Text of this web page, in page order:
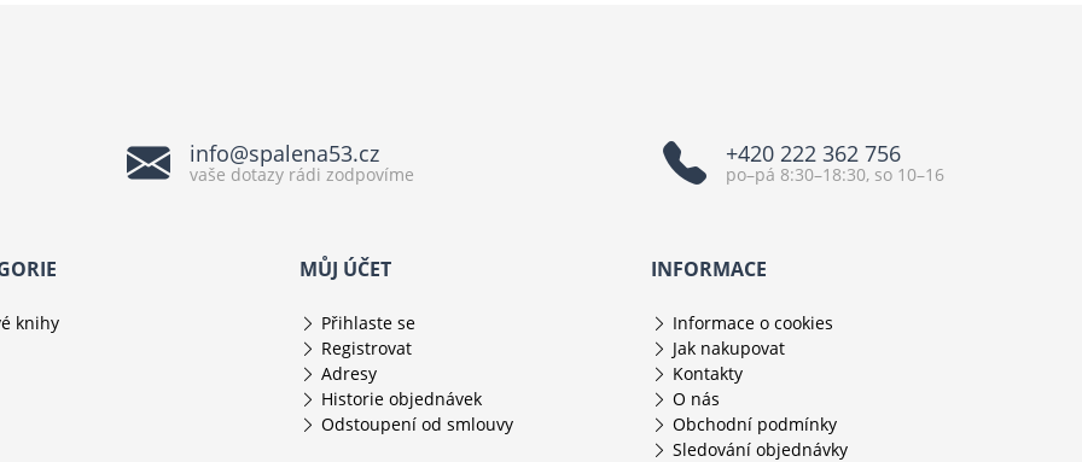
info@spalena53.cz
vaše dotazy rádi zodpovíme
+420 222 362 756
po–pá 8:30–18:30, so 10–16
knihy
MŮJ ÚČET
Přihlaste se
Registrovat
Adresy
Historie objednávek
Odstoupení od smlouvy
INFORMACE
Informace o cookies
Jak nakupovat
Kontakty
O nás
Obchodní podmínky
Sledování objednávky